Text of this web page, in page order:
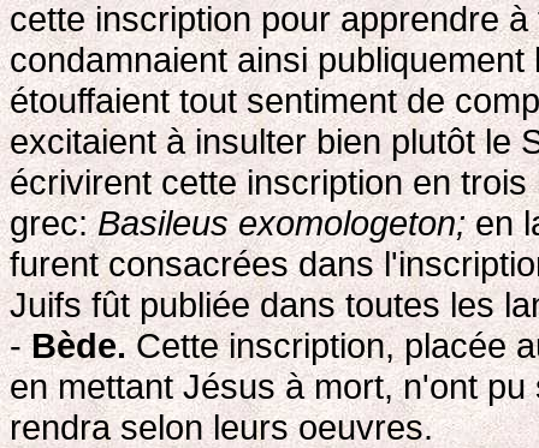
cette inscription pour apprendre
condamnaient ainsi
étouffaient tout sentiment de
excitaient à insulter bien plutôt le
écrivirent cette inscription en
grec:Basileus exomologeton;en
furent consacrées dans
Juifs fût publiée dans toutes les
-Bède.Cette inscription, placée
en mettant Jésus à mort, n'ont
rendra selon leurs oeuvres.